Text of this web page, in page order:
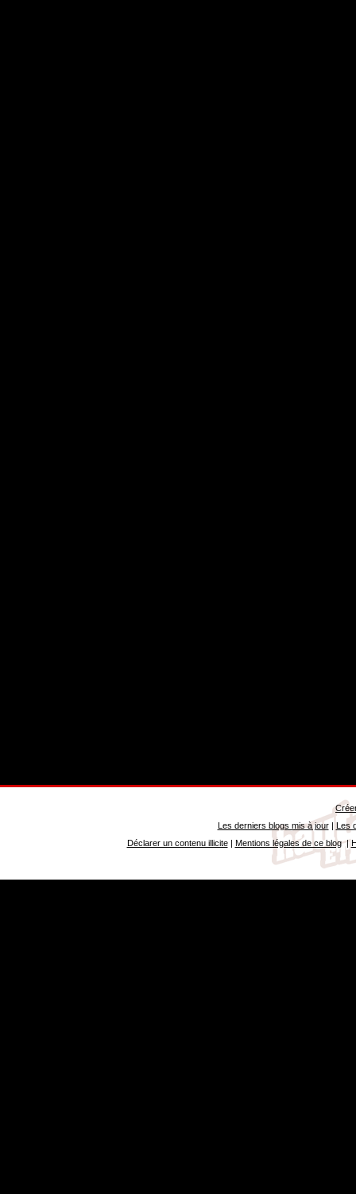
Les derniers blogs mis à jour| Les
Déclarer un contenu illicite| Mentions légales de ce blog|